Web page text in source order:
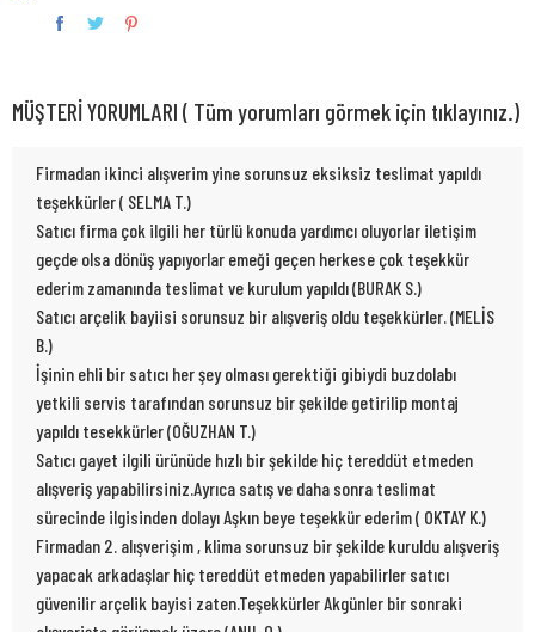
MÜŞTERİ YORUMLARI ( Tüm yorumları görmek için tıklayınız.)
Firmadan ikinci alışverim yine sorunsuz eksiksiz teslimat yapıldı
teşekkürler ( SELMA T.)
Satıcı firma çok ilgili her türlü konuda yardımcı oluyorlar iletişim
geçde olsa dönüş yapıyorlar emeği geçen herkese çok teşekkür
ederim zamanında teslimat ve kurulum yapıldı (BURAK S.)
Satıcı arçelik bayiisi sorunsuz bir alışveriş oldu teşekkürler. (MELİS
B.)
İşinin ehli bir satıcı her şey olması gerektiği gibiydi buzdolabı
yetkili servis tarafından sorunsuz bir şekilde getirilip montaj
yapıldı tesekkürler (OĞUZHAN T.)
Satıcı gayet ilgili ürünüde hızlı bir şekilde hiç tereddüt etmeden
alışveriş yapabilirsiniz.Ayrıca satış ve daha sonra teslimat
sürecinde ilgisinden dolayı Aşkın beye teşekkür ederim ( OKTAY K.)
Firmadan 2. alışverişim , klima sorunsuz bir şekilde kuruldu alışveriş
yapacak arkadaşlar hiç tereddüt etmeden yapabilirler satıcı
güvenilir arçelik bayisi zaten.Teşekkürler Akgünler bir sonraki